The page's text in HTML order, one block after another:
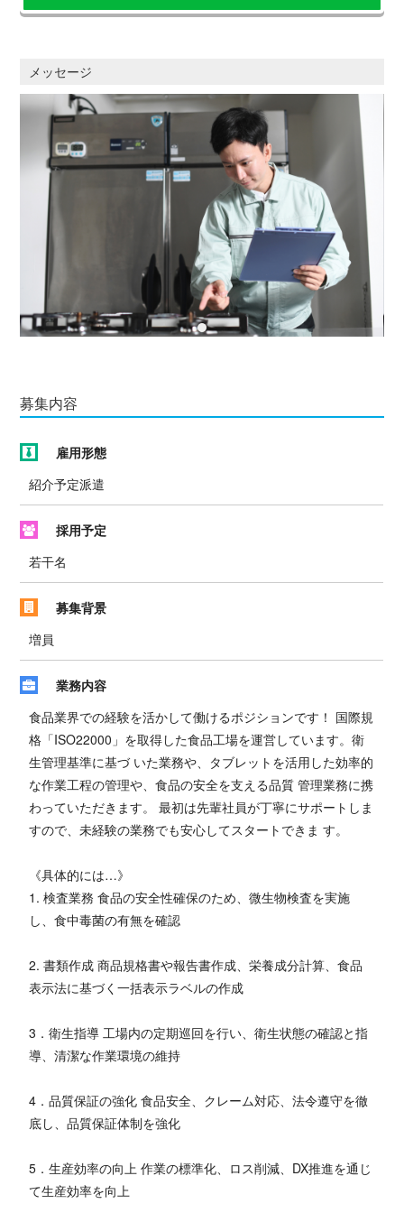
メッセージ
募集内容
雇用形態
紹介予定派遣
採用予定
若干名
募集背景
増員
業務内容
食品業界での経験を活かして働けるポジションです！ 国際規
格「ISO22000」を取得した食品工場を運営しています。衛
生管理基準に基づ いた業務や、タブレットを活用した効率的
な作業工程の管理や、食品の安全を支える品質 管理業務に携
わっていただきます。 最初は先輩社員が丁寧にサポートしま
すので、未経験の業務でも安心してスタートできま す。
《具体的には…》
1. 検査業務 食品の安全性確保のため、微生物検査を実施
し、食中毒菌の有無を確認
2. 書類作成 商品規格書や報告書作成、栄養成分計算、食品
表示法に基づく一括表示ラベルの作成
3．衛生指導 工場内の定期巡回を行い、衛生状態の確認と指
導、清潔な作業環境の維持
4．品質保証の強化 食品安全、クレーム対応、法令遵守を徹
底し、品質保証体制を強化
5．生産効率の向上 作業の標準化、ロス削減、DX推進を通じ
て生産効率を向上